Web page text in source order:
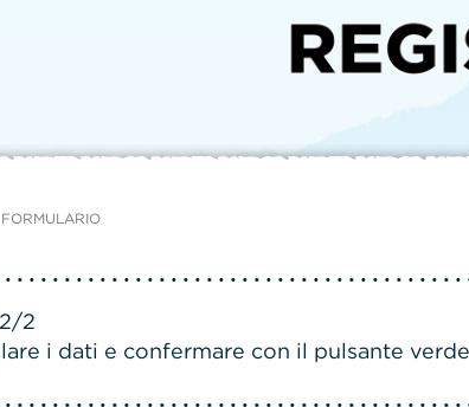
FORMULARIO
2
i dati e confermare con il pulsante